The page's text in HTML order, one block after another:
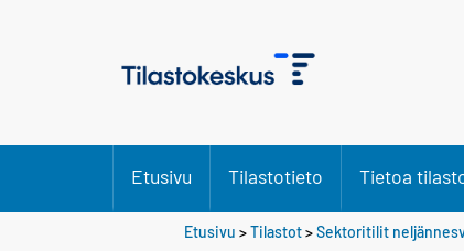
Etusivu Tilastotieto Tietoa
Etusivu >Tilastot>Sektoritilit